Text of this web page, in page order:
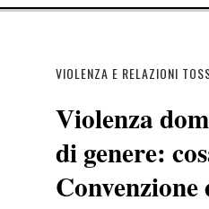
VIOLENZA E RELAZIONI
Violenza
di genere: